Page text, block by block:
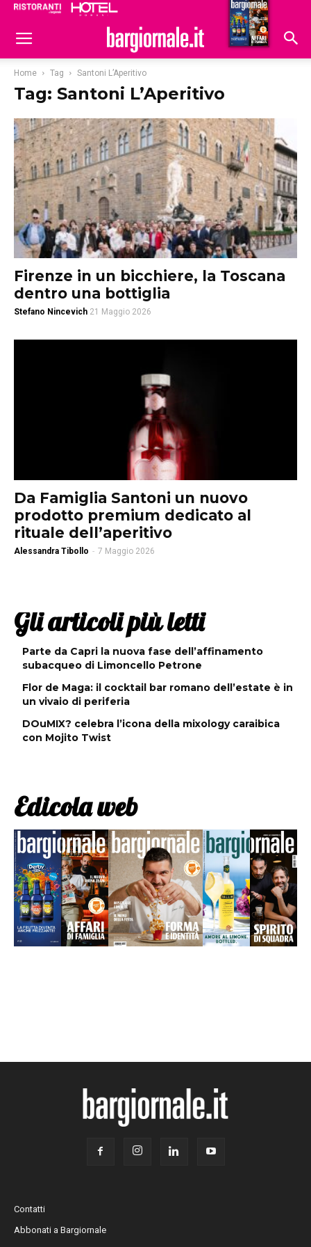
Hoteldomani
Home Tag Santoni L’Aperitivo
Tag: Santoni L’Aperitivo
Firenze in un bicchiere, la Toscana
dentro una bottiglia
Stefano Nincevich 21 Maggio 2026
Da Famiglia Santoni un nuovo
prodotto premium dedicato al
rituale dell’aperitivo
Alessandra Tibollo - 7 Maggio 2026
Gli articoli più letti
Parte da Capri la nuova fase dell’affinamento
subacqueo di Limoncello Petrone
Flor de Maga: il cocktail bar romano dell’estate è in
un vivaio di periferia
DOuMIX? celebra l’icona della mixology caraibica
con Mojito Twist
Edicola web
Contatti
Abbonati a Bargiornale